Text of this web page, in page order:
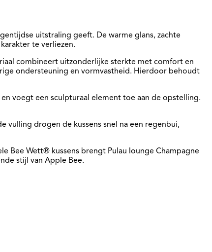
uitstraling geeft. De warme glans, zachte
te verliezen.
combineert uitzonderlijke sterkte met comfort en
ondersteuning en vormvastheid. Hierdoor behoudt
voegt een sculpturaal element toe aan de opstelling.
vulling drogen de kussens snel na een regenbui,
Bee Wett® kussens brengt Pulau lounge Champagne
stijl van Apple Bee.